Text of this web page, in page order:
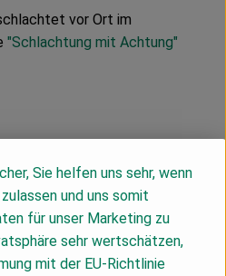
vor Ort im
"Schlachtung mit Achtung"
ausschließlich von
Sie helfen uns sehr, wenn
und uns somit
für unser Marketing zu
sehr wertschätzen,
mit der EU-Richtlinie